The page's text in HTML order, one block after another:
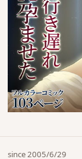
since 2005/6/29